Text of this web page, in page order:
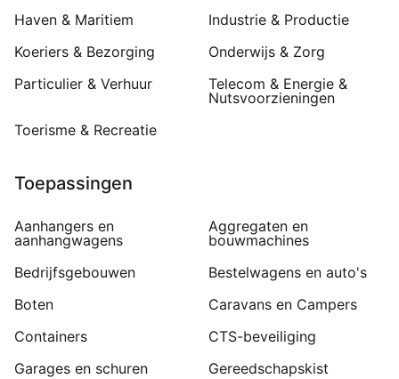
Haven & Maritiem
Industrie & Productie
Koeriers & Bezorging
Onderwijs & Zorg
Particulier & Verhuur
Telecom & Energie &
Nutsvoorzieningen
Toerisme & Recreatie
Toepassingen
Aanhangers en
aanhangwagens
Aggregaten en
bouwmachines
Bedrijfsgebouwen
Bestelwagens en auto's
Boten
Caravans en Campers
Containers
CTS-beveiliging
Garages en schuren
Gereedschapskist